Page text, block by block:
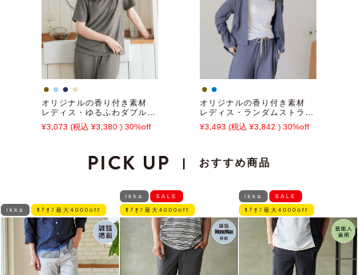
オリジナルの香り付き素材
レディス・ゆるふわダブルパ
イルカットソー半袖トップス
3,073 3,380 30%off
オリジナルの香り付き素材
レディス・ランダムストライ
プジャガードカットソー羽織
3,493 3,842 30%off
PICK UP | おすすめ商品
ikka ﾓｱｵﾌ最大4000off
ikka SALE
ﾓｱｵﾌ最大4000off
ikka SALE
ﾓｱｵﾌ最大4000off